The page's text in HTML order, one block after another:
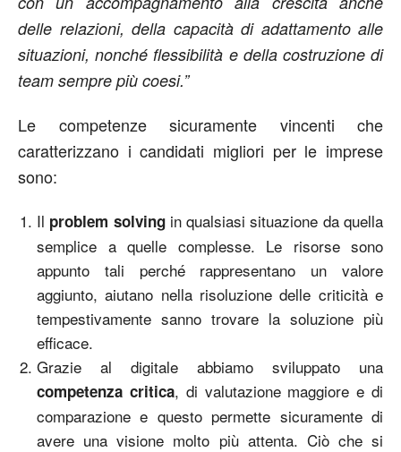
delle relazioni, della capacità di adattamento alle
situazioni, nonché flessibilità e della costruzione di
team sempre più coesi.”
Le competenze sicuramente vincenti che
caratterizzano i candidati migliori per le imprese
sono:
Il problem solvingin qualsiasi situazione da quella
semplice a quelle complesse. Le risorse sono
appunto tali perché rappresentano un valore
aggiunto, aiutano nella risoluzione delle criticità e
tempestivamente sanno trovare la soluzione più
efficace.
Grazie al digitale abbiamo sviluppato una
competenza critica, di valutazione maggiore e di
comparazione e questo permette sicuramente di
avere una visione molto più attenta. Ciò che si